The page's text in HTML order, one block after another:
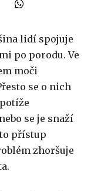
lidí spojuje
po porodu. Ve
moči
se o nich
se je snaží
přístup
zhoršuje